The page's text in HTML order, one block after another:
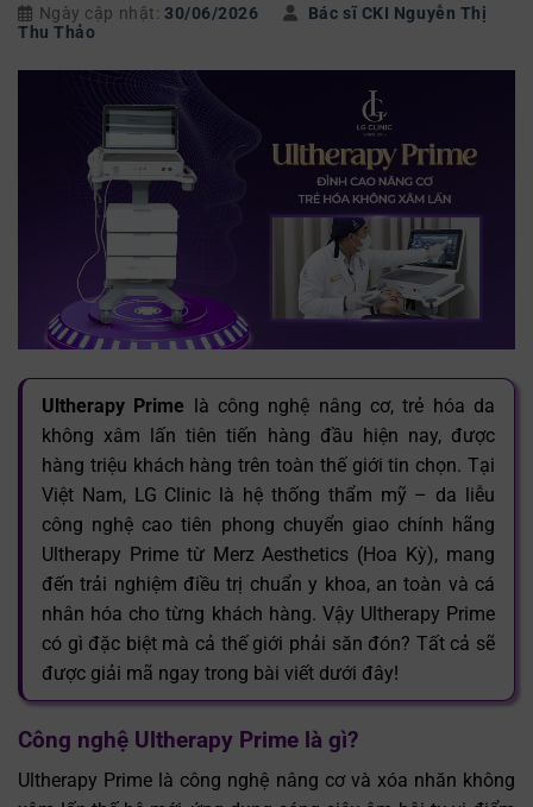
Ngày cập nhật: 30/06/2026
Bác sĩ CKI Nguyễn Thị
Thu Thảo
Ultherapy Prime là công nghệ nâng cơ, trẻ hóa da
không xâm lấn tiên tiến hàng đầu hiện nay, được
hàng triệu khách hàng trên toàn thế giới tin chọn. Tại
Việt Nam, LG Clinic là hệ thống thẩm mỹ – da liễu
công nghệ cao tiên phong chuyển giao chính hãng
Ultherapy Prime từ Merz Aesthetics (Hoa Kỳ), mang
đến trải nghiệm điều trị chuẩn y khoa, an toàn và cá
nhân hóa cho từng khách hàng. Vậy Ultherapy Prime
có gì đặc biệt mà cả thế giới phải săn đón? Tất cả sẽ
được giải mã ngay trong bài viết dưới đây!
Công nghệ Ultherapy Prime là gì?
Ultherapy Prime là công nghệ nâng cơ và xóa nhăn không